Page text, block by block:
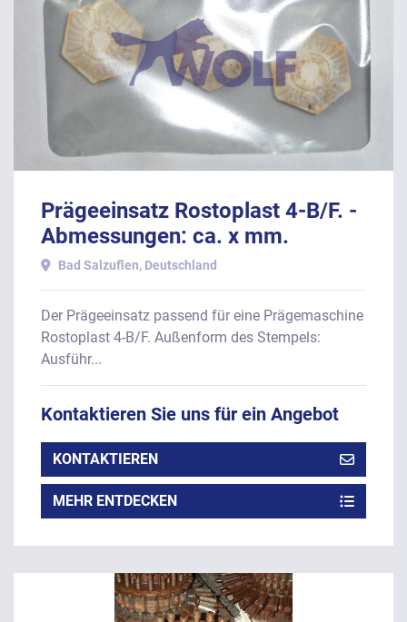
Prägeeinsatz Rostoplast 4-B/F. -
Abmessungen: ca. x mm.
Bad Salzuflen, Deutschland
Der Prägeeinsatz passend für eine Prägemaschine
Rostoplast 4-B/F. Außenform des Stempels:
Ausführ...
Kontaktieren Sie uns für ein Angebot
KONTAKTIEREN
MEHR ENTDECKEN